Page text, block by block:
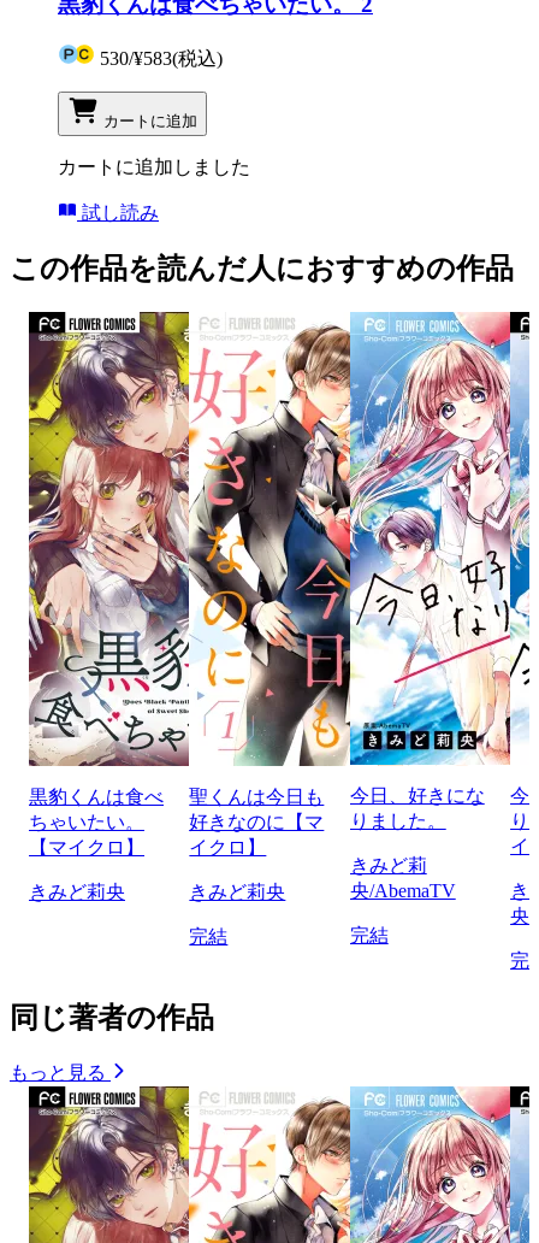
530/¥583(税込)
カートに追加
カートに追加しました
試し読み
この作品を読んだ人におすすめの作品
黒豹くんは食べ
ちゃいたい。
【マイクロ】
きみど莉央
聖くんは今日も
好きなのに【マ
イクロ】
きみど莉央
完結
今日、好きにな
りました。
きみど莉
央/AbemaTV
完結
今
り
イ
き
央/
完
同じ著者の作品
もっと見る